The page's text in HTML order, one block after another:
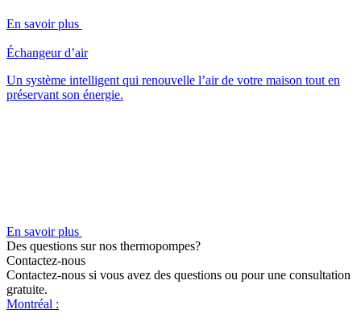
En savoir plus
Échangeur d’air
Un système intelligent qui renouvelle l’air de votre maison tout en
préservant son énergie.
En savoir plus
Des questions sur nos thermopompes?
Contactez-nous
Contactez-nous si vous avez des questions ou pour une consultation
gratuite.
Montréal :